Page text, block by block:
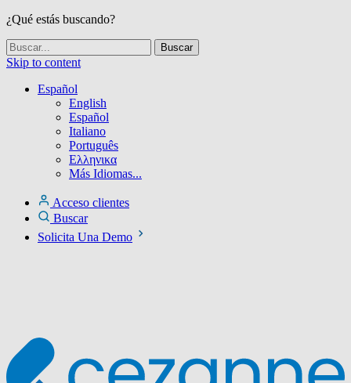
¿Qué estás buscando?
Skip to content
Español
English
Español
Italiano
Português
Ελληνικα
Más Idiomas...
Acceso clientes
Buscar
Solicita Una Demo